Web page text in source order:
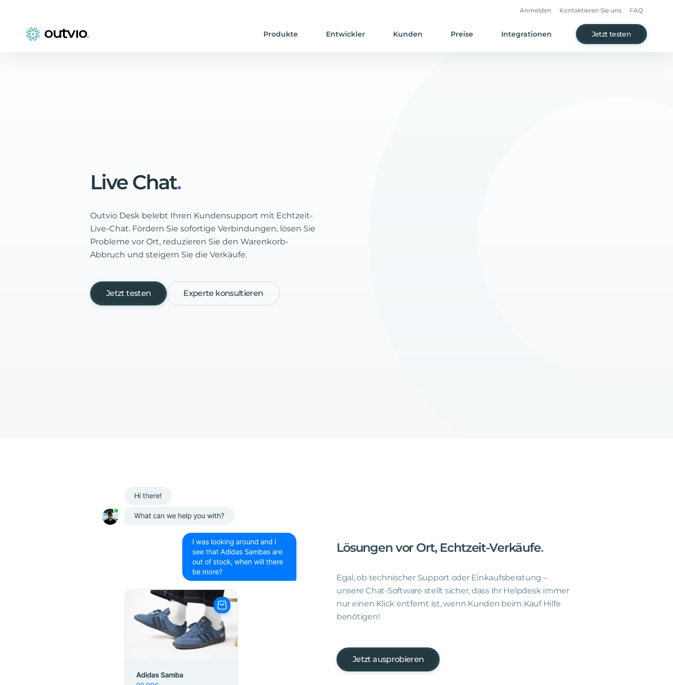
Anmelden Kontaktieren Sie uns FAQ
Produkte Entwickler Kunden Preise Integrationen Jetzt testen
Live Chat.
Outvio Desk belebt Ihren Kundensupport mit Echtzeit-
Live-Chat. Fördern Sie sofortige Verbindungen, lösen Sie
Probleme vor Ort, reduzieren Sie den Warenkorb-
Abbruch und steigern Sie die Verkäufe.
Jetzt testen Experte konsultieren
Lösungen vor Ort, Echtzeit-Verkäufe.
Egal, ob technischer Support oder Einkaufsberatung –
unsere Chat-Software stellt sicher, dass Ihr Helpdesk immer
nur einen Klick entfernt ist, wenn Kunden beim Kauf Hilfe
benötigen!
Jetzt ausprobieren